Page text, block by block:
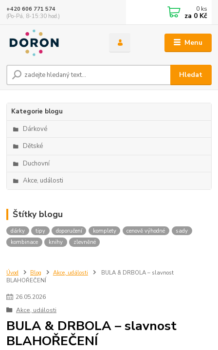
Menu
Hledat
+420 606 771 574
(Po-Pá, 8-15:30 hod.)
0 ks
za 0 Kč
Kategorie blogu
Dárkové
Dětské
Duchovní
Akce, události
Štítky blogu
dárky tipy doporučení komplety cenově výhodné
sady
kombinace
knihy zlevněné
Úvod Blog Akce, události
BULA & DRBOLA – slavnost
BLAHOŘEČENÍ
26.05.2026
Akce, události
BULA & DRBOLA – slavnost
BLAHOŘEČENÍ